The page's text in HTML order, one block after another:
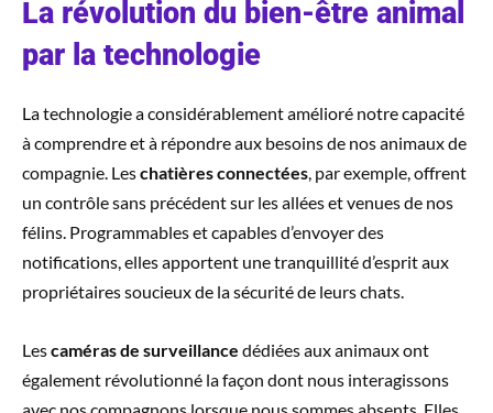
La révolution du bien-être animal
par la technologie
La technologie a considérablement amélioré notre capacité
à comprendre et à répondre aux besoins de nos animaux de
compagnie. Leschatières connectées , par exemple, offrent
un contrôle sans précédent sur les allées et venues de nos
félins. Programmables et capables d’envoyer des
notifications, elles apportent une tranquillité d’esprit aux
propriétaires soucieux de la sécurité de leurs chats.
Lescaméras de surveillance dédiées aux animaux ont
également révolutionné la façon dont nous interagissons
avec nos compagnons lorsque nous sommes absents. Elles